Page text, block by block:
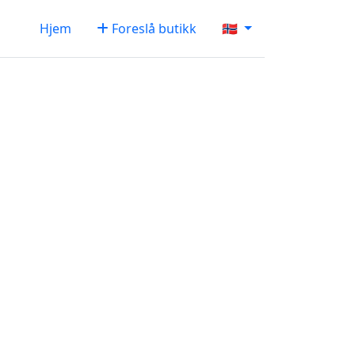
Hjem Foreslå butikk 🇳🇴